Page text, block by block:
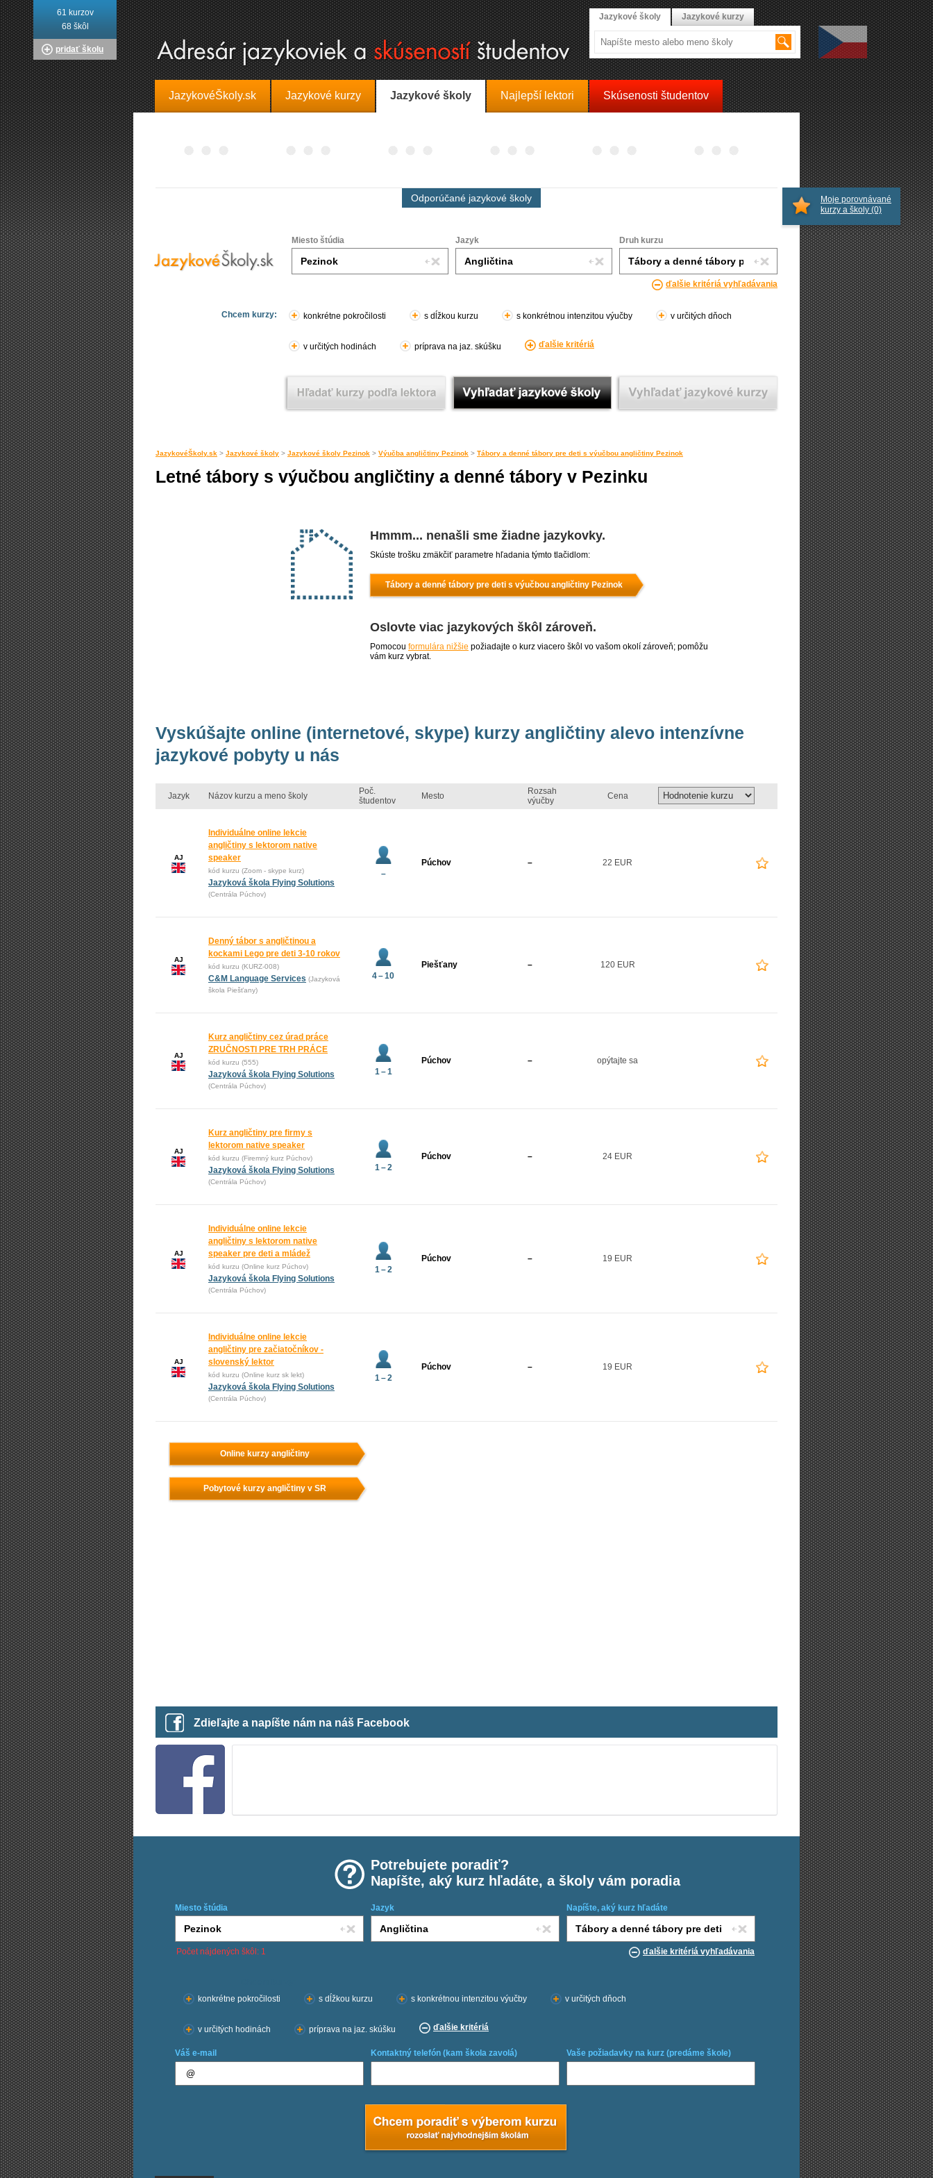
JazykovéŠkoly.sk Jazykové kurzy Jazykové školy Najlepší lektori Skúsenosti študentov
Odporúčané jazykové školy
Miesto štúdia Jazyk Druh kurzu
ďalšie kritériá vyhľadávania
Chcem kurzy: konkrétne pokročilosti s dĺžkou kurzu s konkrétnou intenzitou výučby v určitých dňoch
v určitých hodinách príprava na jaz. skúšku ďalšie kritériá
JazykovéŠkoly.sk > Jazykové školy > Jazykové školy Pezinok > Výučba angličtiny Pezinok > Tábory a denné tábory pre deti s výučbou angličtiny Pezinok
Letné tábory s výučbou angličtiny a denné tábory v Pezinku
Hmmm... nenašli sme žiadne jazykovky.
Skúste trošku zmäkčiť parametre hľadania týmto tlačidlom:
Tábory a denné tábory pre deti s výučbou angličtiny Pezinok
Oslovte viac jazykových škôl zároveň.
Pomocou formulára nižšie požiadajte o kurz viacero škôl vo vašom okolí zároveň; pomôžu
vám kurz vybrat.
Vyskúšajte online (internetové, skype) kurzy angličtiny alevo intenzívne
jazykové pobyty u nás
Jazyk Názov kurzu a meno školy
Poč.
študentov
Mesto
Rozsah
výučby
Cena
AJ
Individuálne online lekcie
angličtiny s lektorom native
speaker
kód kurzu (Zoom - skype kurz)
Jazyková škola Flying Solutions
(Centrála Púchov)
–
Púchov – 22 EUR
AJ
Denný tábor s angličtinou a
kockami Lego pre deti 3-10 rokov
kód kurzu (KURZ-008)
C&M Language Services (Jazyková
škola Piešťany)
4 – 10
Piešťany – 120 EUR
AJ
Kurz angličtiny cez úrad práce
ZRUČNOSTI PRE TRH PRÁCE
kód kurzu (555)
Jazyková škola Flying Solutions
(Centrála Púchov)
1 – 1
Púchov – opýtajte sa
AJ
Kurz angličtiny pre firmy s
lektorom native speaker
kód kurzu (Firemný kurz Púchov)
Jazyková škola Flying Solutions
(Centrála Púchov)
1 – 2
Púchov – 24 EUR
AJ
Individuálne online lekcie
angličtiny s lektorom native
speaker pre deti a mládež
kód kurzu (Online kurz Púchov)
Jazyková škola Flying Solutions
(Centrála Púchov)
1 – 2
Púchov – 19 EUR
AJ
Individuálne online lekcie
angličtiny pre začiatočníkov -
slovenský lektor
kód kurzu (Online kurz sk lekt)
Jazyková škola Flying Solutions
(Centrála Púchov)
1 – 2
Púchov – 19 EUR
Online kurzy angličtiny
Pobytové kurzy angličtiny v SR
Zdieľajte a napíšte nám na náš Facebook
Potrebujete poradiť?
Napíšte, aký kurz hľadáte, a školy vám poradia
Miesto štúdia Jazyk Napíšte, aký kurz hľadáte
Počet nájdených škôl: 1 ďalšie kritériá vyhľadávania
konkrétne pokročilosti
s dĺžkou kurzu s konkrétnou intenzitou výučby v určitých dňoch
v určitých hodinách príprava na jaz. skúšku ďalšie kritériá
Váš e-mail Kontaktný telefón (kam škola zavolá) Vaše požiadavky na kurz (predáme škole)
Moje porovnávané
kurzy a školy (0)
61 kurzov
68 škôl
pridať školu
Jazykové školy Jazykové kurzy